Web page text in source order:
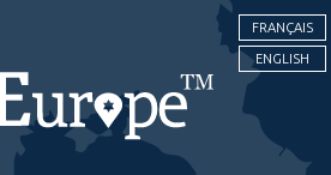
FRANÇAIS
ENGLISH